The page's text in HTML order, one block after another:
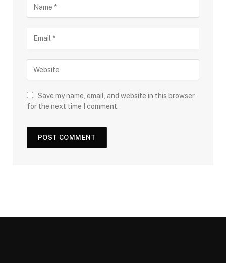
Save my name, email, and website in this browser
for the next time I comment.